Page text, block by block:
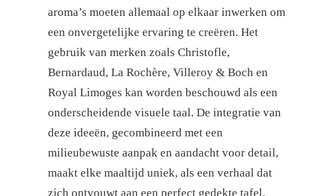
aroma’s moeten allemaal op elkaar inwerken om
een ​​onvergetelijke ervaring te creëren. Het
gebruik van merken zoals Christofle,
Bernardaud, La Rochère, Villeroy & Boch en
Royal Limoges kan worden beschouwd als een
onderscheidende visuele taal. De integratie van
deze ideeën, gecombineerd met een
milieubewuste aanpak en aandacht voor detail,
maakt elke maaltijd uniek, als een verhaal dat
zich ontvouwt aan een perfect gedekte tafel.